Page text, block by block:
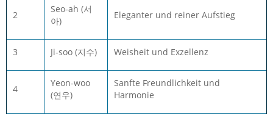
2
Seo-ah (서
아)
Eleganter und reiner Aufstieg
3 Ji-soo (지수) Weisheit und Exzellenz
4
Yeon-woo
(연우)
Sanfte Freundlichkeit und
Harmonie